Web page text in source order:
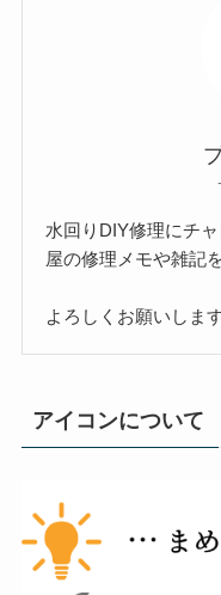
水回りDIY修理にチ
屋の修理メモや雑記
よろしくお願いします
アイコンについて